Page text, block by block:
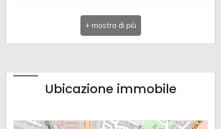
Indirizzo: VIA TERZA ARMATA
CAP: 34170
Totale mq: 500 mq
Ubicazione immobile